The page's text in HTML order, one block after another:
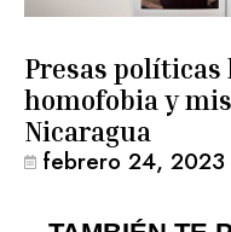
Presas
homofobia y
Nicaragua
febrero 24, 2023